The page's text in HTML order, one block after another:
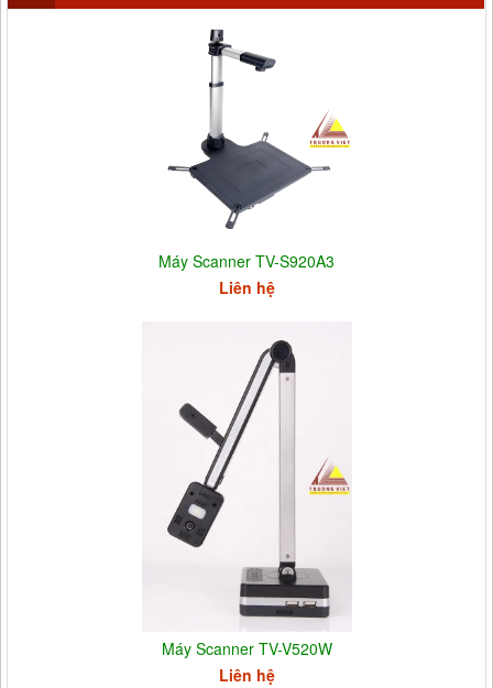
Máy Scanner TV-S920A3
Liên hệ
Máy Scanner TV-V520W
Liên hệ